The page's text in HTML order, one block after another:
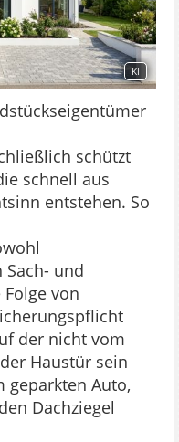
KI
schützt
schnell aus
entstehen. So
Sach- und
von
der nicht vom
Haustür sein
geparkten Auto,
Dachziegel